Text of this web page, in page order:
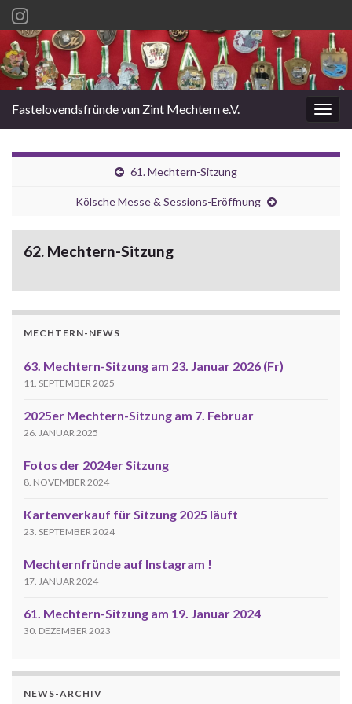
Fastelovendsfründe vun Zint Mechtern e.V.
61. Mechtern-Sitzung
Kölsche Messe & Sessions-Eröffnung
62. Mechtern-Sitzung
MECHTERN-NEWS
63. Mechtern-Sitzung am 23. Januar 2026 (Fr)
11. SEPTEMBER 2025
2025er Mechtern-Sitzung am 7. Februar
26. JANUAR 2025
Fotos der 2024er Sitzung
8. NOVEMBER 2024
Kartenverkauf für Sitzung 2025 läuft
23. SEPTEMBER 2024
Mechternfründe auf Instagram !
17. JANUAR 2024
61. Mechtern-Sitzung am 19. Januar 2024
30. DEZEMBER 2023
NEWS-ARCHIV